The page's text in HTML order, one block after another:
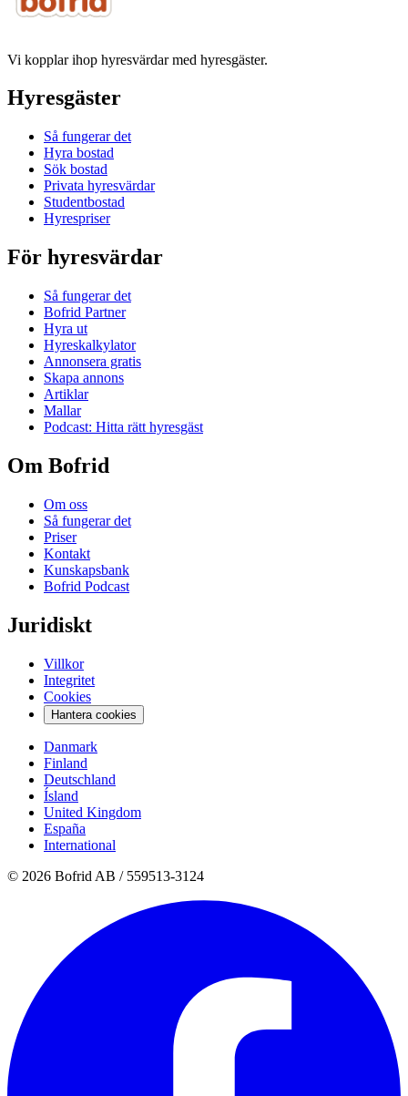
Vi kopplar ihop hyresvärdar med hyresgäster.
Hyresgäster
Så fungerar det
Hyra bostad
Sök bostad
Privata hyresvärdar
Studentbostad
Hyrespriser
För hyresvärdar
Så fungerar det
Bofrid Partner
Hyra ut
Hyreskalkylator
Annonsera gratis
Skapa annons
Artiklar
Mallar
Podcast: Hitta rätt hyresgäst
Om Bofrid
Om oss
Så fungerar det
Priser
Kontakt
Kunskapsbank
Bofrid Podcast
Juridiskt
Villkor
Integritet
Cookies
Hantera cookies
Danmark
Finland
Deutschland
Ísland
United Kingdom
España
International
© 2026 Bofrid AB / 559513-3124